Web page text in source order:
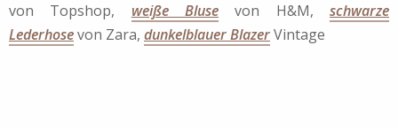
von Topshop, weiße Bluse von H&M,schwarze
Lederhosevon Zara, dunkelblauer BlazerVintage